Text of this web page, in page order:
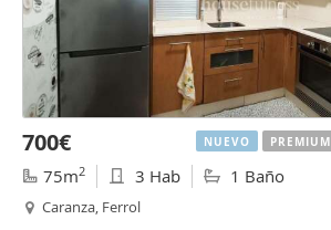
700€
75m2 3 Hab 1 Baño
Caranza, Ferrol
NUEVO PREMIUM